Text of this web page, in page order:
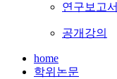
연구보고서
공개강의
home
학위논문